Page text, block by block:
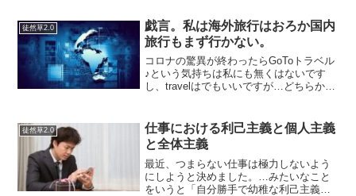
徒然草2.0
戯言。私は海外旅行はおろか国内
旅行もまず行かない。
コロナの驚異が終わったらGoToトラベル
♪という気持ちは私にも無くはないです
し、travelはでもいいですが…どちらかと
慣が最近はないです。お金がない時間が
な...
徒然草2.0
仕事における利己主義と個人主義
と全体主義
最近、つまらない仕事は極力しないよう
にしようと決めました。…みたいなこと
をいうと「自分勝手で幼稚な利己主義者